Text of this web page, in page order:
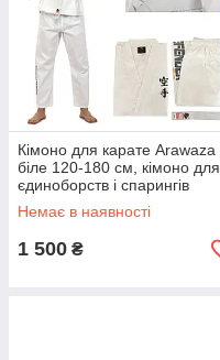
Кімоно для карате Arawaza
біле 120-180 см, кімоно для
єдиноборств і спарингів
Немає в наявності
1 500 ₴